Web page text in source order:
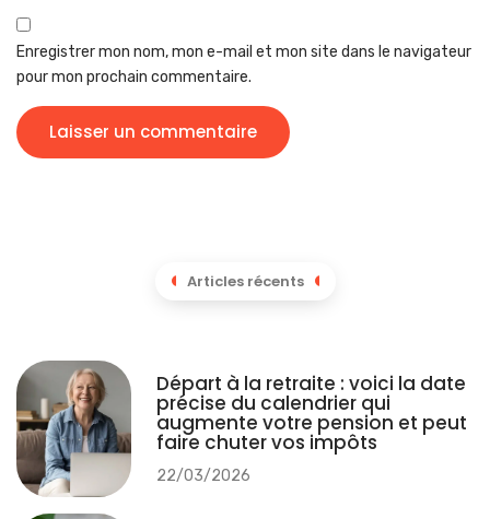
Enregistrer mon nom, mon e-mail et mon site dans le navigateur
pour mon prochain commentaire.
Articles récents
Départ à la retraite : voici la date
précise du calendrier qui
augmente votre pension et peut
faire chuter vos impôts
22/03/2026